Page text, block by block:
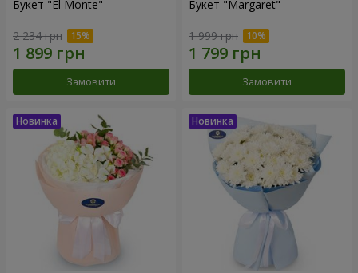
Букет "El Monte"
2 234 грн
Замовити
Букет "Margaret"
1 999 грн
Замовити